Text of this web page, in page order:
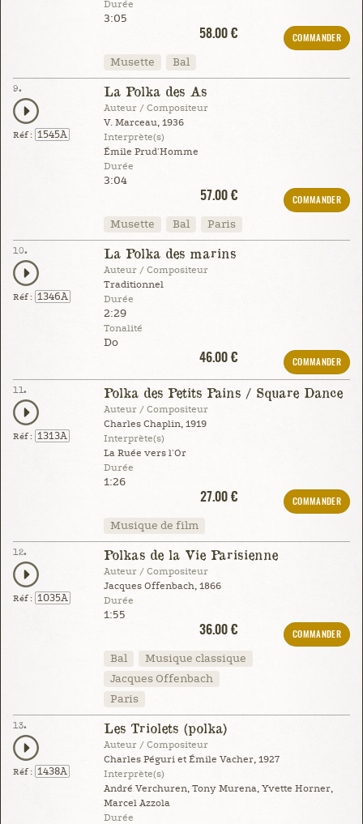
Durée
3:05
58.00 €
COMMANDER
Musette Bal
9.
Réf : 1545A
La Polka des As
Auteur / Compositeur
V. Marceau, 1936
Interprète(s)
Émile Prud'Homme
Durée
3:04
57.00 €
COMMANDER
Musette Bal Paris
10.
Réf : 1346A
La Polka des marins
Auteur / Compositeur
Traditionnel
Durée
2:29
Tonalité
Do
46.00 €
COMMANDER
11.
Réf : 1313A
Polka des Petits Pains / Square Dance
Auteur / Compositeur
Charles Chaplin, 1919
Interprète(s)
La Ruée vers l'Or
Durée
1:26
27.00 €
COMMANDER
Musique de film
12.
Réf : 1035A
Polkas de la Vie Parisienne
Auteur / Compositeur
Jacques Offenbach, 1866
Durée
1:55
36.00 €
COMMANDER
Bal
Musique classique
Jacques Offenbach
Paris
13.
Réf : 1438A
Les Triolets (polka)
Auteur / Compositeur
Charles Péguri et Émile Vacher, 1927
Interprète(s)
André Verchuren, Tony Murena, Yvette Horner,
Marcel Azzola
Durée